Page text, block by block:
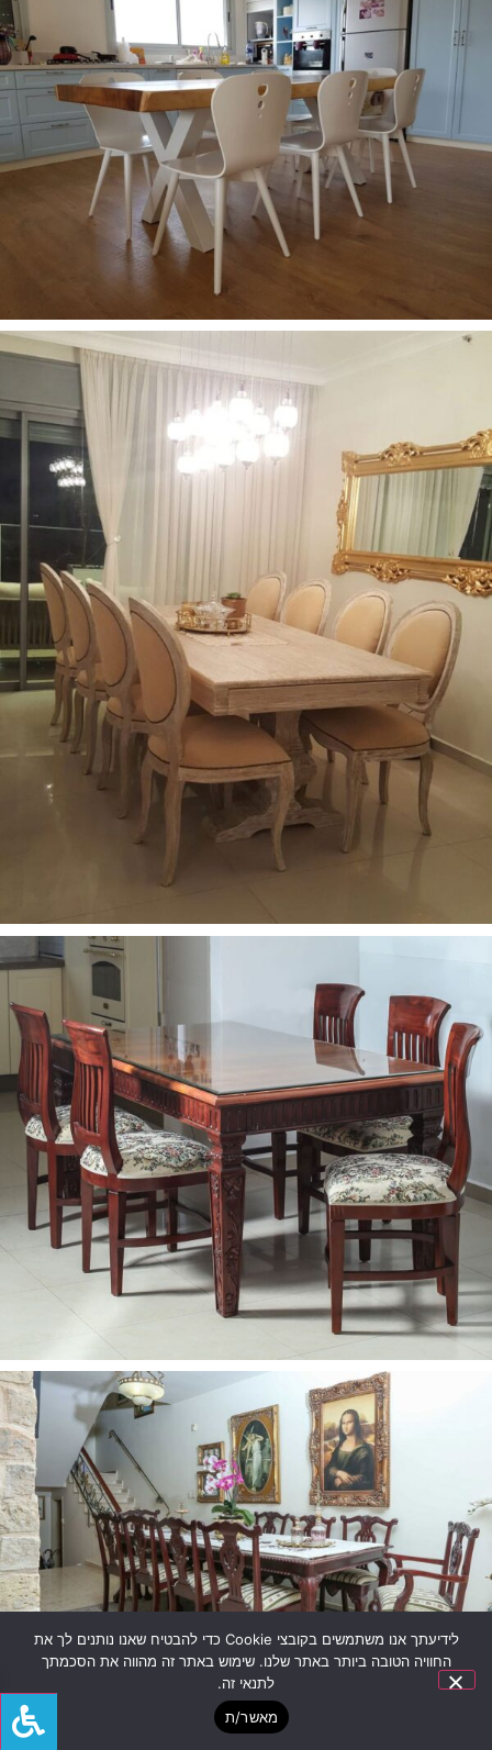
לידיעתך אנו משתמשים בקובצי Cookie כדי להבטיח שאנו נותנים לך את
החוויה הטובה ביותר באתר שלנו. שימוש באתר זה מהווה את הסכמתך
לתנאי זה.
מאשר/ת